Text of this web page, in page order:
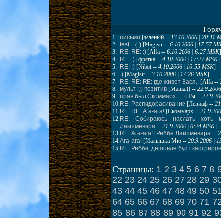
1. письмо [зеленый -- 13.10.2006 | 20:11
2. test....(-) [Magistr -- 6.10.2006 | 17:57
3.
RE: RE: :) [Alfa -- 6.10.2006 | 6:27 MSK]
4.
RE: :) [фретка -- 4.10.2006 | 17:27 MSK]
5.
RE: :) [Nibot-- 4.10.2006 | 10:55 MSK]
6. :) [Magistr -- 3.10.2006 | 17:26 MSK]
7.
RE: RE: RE: где живет Вася.. [Alfa --
8. мульт :)) позитив [Маша:)) --
9. прав был Скоммарх... :) [Гы --
10. RE: Распидорасивание [Левиаф --
11. RE: RE: Ага-ага! [Скоммарх --
12. RE: Собираюсь наслать хоть
Лакшмевара -- 21.9.2006 | 0:24 MSK]
13. RE: Ага-ага! [Реббе Лакшмевара --
14.Ага-ага! [Малышка Мю -- 20.9.2006 |
15. RE: Реббе, дешовле буит
Страницы: 1 2 3 4 5 6 7 8
22 23 24 25 26 27 28 29
43 44 45 46 47 48 49 50
64 65 66 67 68 69 70 71
85 86 87 88 89 90 91 92